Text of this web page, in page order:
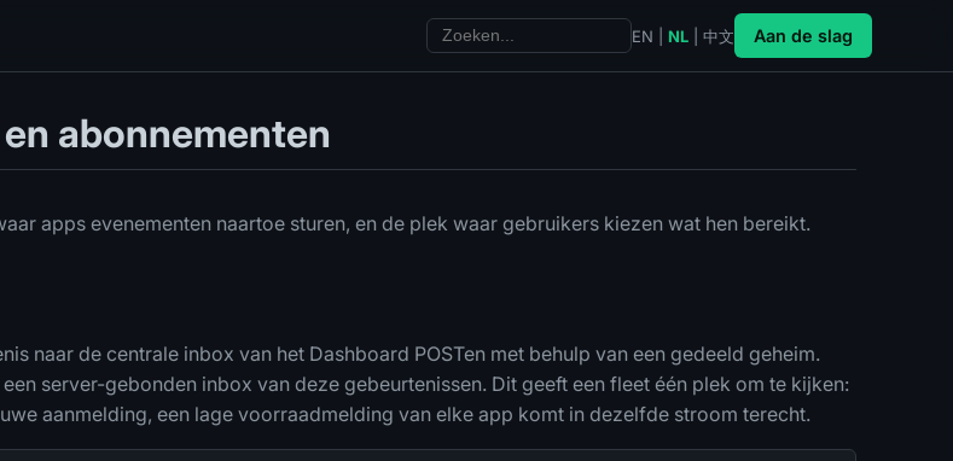
EN NL| 中文 Aan de slag
abonnementen
apps evenementen naartoe sturen, en de plek waar gebruikers kiezen wat hen bereikt.
naar de centrale inbox van het Dashboard POSTen met behulp van een gedeeld geheim.
server-gebonden inbox van deze gebeurtenissen. Dit geeft een fleet één plek om te kijken:
aanmelding, een lage voorraadmelding van elke app komt in dezelfde stroom terecht.